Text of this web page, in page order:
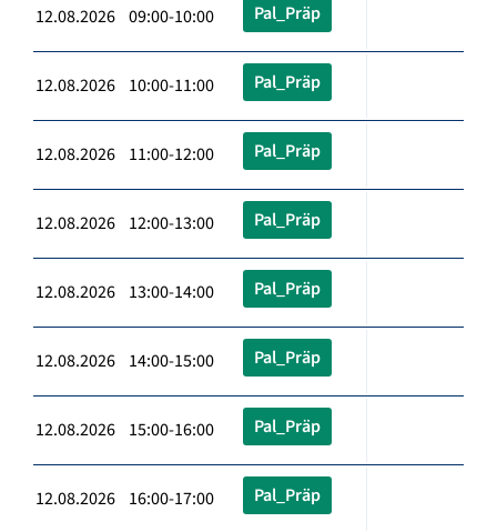
12.08.2026 09:00-10:00 Pal_Präp
12.08.2026 10:00-11:00 Pal_Präp
12.08.2026 11:00-12:00 Pal_Präp
12.08.2026 12:00-13:00 Pal_Präp
12.08.2026 13:00-14:00 Pal_Präp
12.08.2026 14:00-15:00 Pal_Präp
12.08.2026 15:00-16:00 Pal_Präp
12.08.2026 16:00-17:00 Pal_Präp